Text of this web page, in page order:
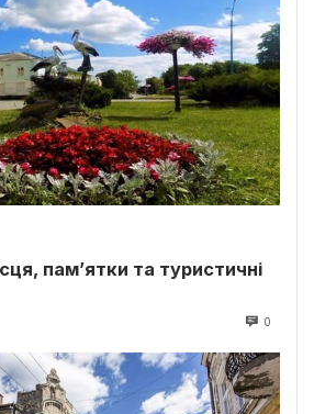
пам’ятки та туристичні
0